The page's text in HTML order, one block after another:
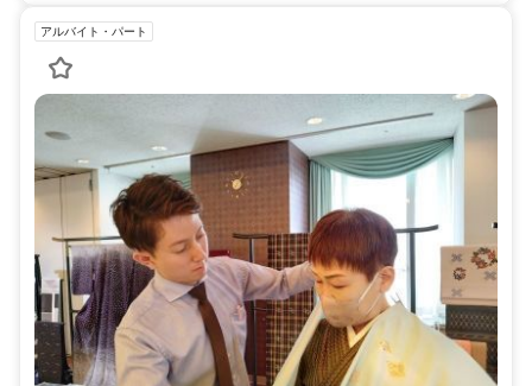
アルバイト・パート